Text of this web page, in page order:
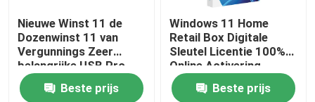
Nieuwe Winst 11 de
Dozenwinst 11 van
Vergunnings Zeer
belangrijke USB Pro
Kleinhandelsdoos 6
Maanden Garantie
Beste prijs
Windows 11 Home
Retail Box Digitale
Sleutel Licentie 100%
Online Activering
Software
Beste prijs